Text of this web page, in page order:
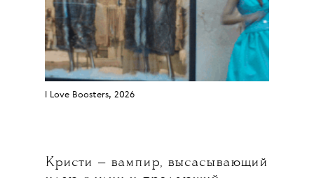
I Love Boosters, 2026
Кристи — вампир, высасывающий